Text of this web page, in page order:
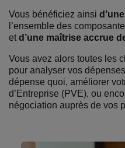
Vous bénéficiez ainsi
l’ensemble des
et d’une maîtrise accrue
Vous avez alors toutes les
pour analyser vos
dépense quoi, améliorer
d’Entreprise (PVE), ou
négociation auprès de vos